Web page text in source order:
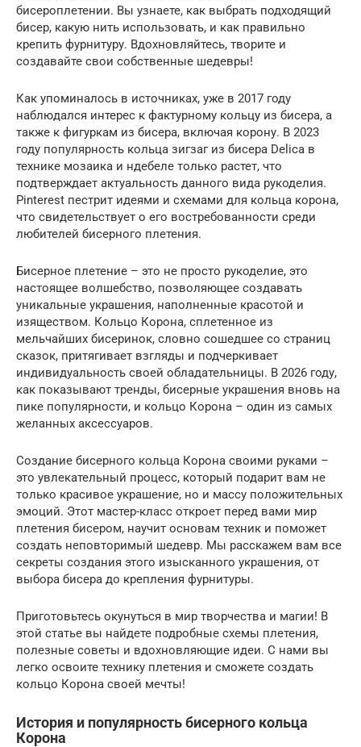
бисероплетении. Вы узнаете, как выбрать подходящий
бисер, какую нить использовать, и как правильно
крепить фурнитуру. Вдохновляйтесь, творите и
создавайте свои собственные шедевры!
Как упоминалось в источниках, уже в 2017 году
наблюдался интерес к фактурному кольцу из бисера, а
также к фигуркам из бисера, включая корону. В 2023
году популярность кольца зигзаг из бисера Delica в
технике мозаика и ндебеле только растет, что
подтверждает актуальность данного вида рукоделия.
Pinterest пестрит идеями и схемами для кольца корона,
что свидетельствует о его востребованности среди
любителей бисерного плетения.
Бисерное плетение – это не просто рукоделие, это
настоящее волшебство, позволяющее создавать
уникальные украшения, наполненные красотой и
изяществом. Кольцо Корона, сплетенное из
мельчайших бисеринок, словно сошедшее со страниц
сказок, притягивает взгляды и подчеркивает
индивидуальность своей обладательницы. В 2026 году,
как показывают тренды, бисерные украшения вновь на
пике популярности, и кольцо Корона – один из самых
желанных аксессуаров.
Создание бисерного кольца Корона своими руками –
это увлекательный процесс, который подарит вам не
только красивое украшение, но и массу положительных
эмоций. Этот мастер-класс откроет перед вами мир
плетения бисером, научит основам техник и поможет
создать неповторимый шедевр. Мы расскажем вам все
секреты создания этого изысканного украшения, от
выбора бисера до крепления фурнитуры.
Приготовьтесь окунуться в мир творчества и магии! В
этой статье вы найдете подробные схемы плетения,
полезные советы и вдохновляющие идеи. С нами вы
легко освоите технику плетения и сможете создать
кольцо Корона своей мечты!
История и популярность бисерного кольца
Корона